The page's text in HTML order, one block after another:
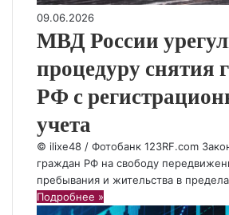
09.06.2026
МВД России
процедуру снятия
РФ с
учета
© ilixe48 / Фотобанк 123RF.com
граждан РФ на свободу
пребывания и жительства в
Подробнее »